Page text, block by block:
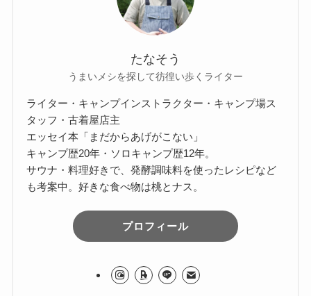
たなそう
うまいメシを探して彷徨い歩くライター
ライター・キャンプインストラクター・キャンプ場ス
タッフ・古着屋店主
エッセイ本「まだからあげがこない」
キャンプ歴20年・ソロキャンプ歴12年。
サウナ・料理好きで、発酵調味料を使ったレシピなど
も考案中。好きな食べ物は桃とナス。
プロフィール